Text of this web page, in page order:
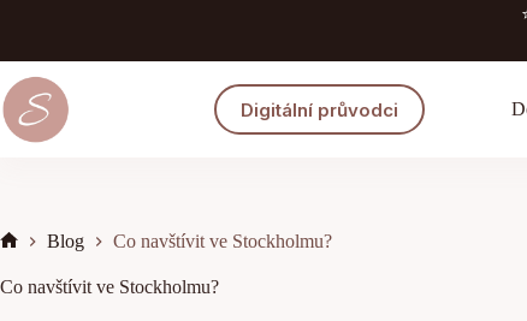
Digitální průvodci
Blog Co navštívit ve Stockholmu?
Co navštívit ve Stockholmu?